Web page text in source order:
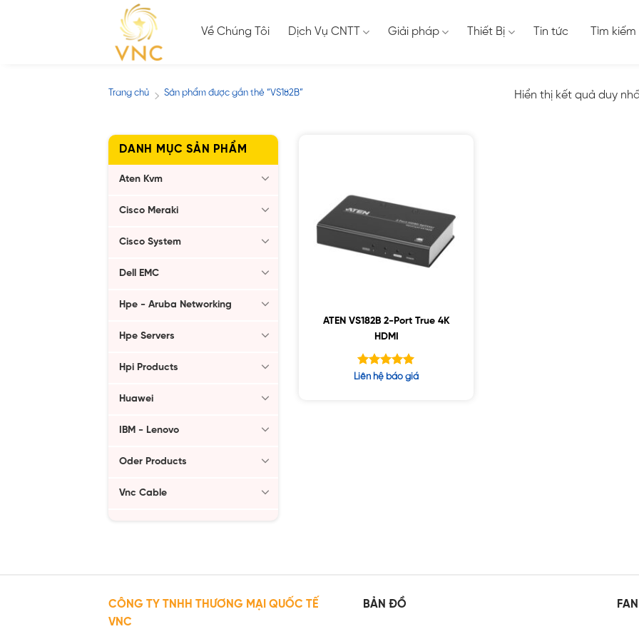
Về Chúng Tôi Dịch Vụ CNTT Giải pháp Thiết Bị Tin tức Tìm kiếm
Trang chủ / Sản phẩm được gắn thẻ “VS182B” Hiển thị kết quả duy
DANH MỤC SẢN PHẨM
Aten Kvm
Cisco Meraki
Cisco System
Dell EMC
Hpe - Aruba Networking
Hpe Servers
Hpi Products
Huawei
IBM - Lenovo
Oder Products
Vnc Cable
ATEN VS182B 2-Port True 4K
HDMI
Được xếp
Liên hệ báo giá
CÔNG TY TNHH THƯƠNG MẠI QUỐC TẾ
VNC
BẢN ĐỒ